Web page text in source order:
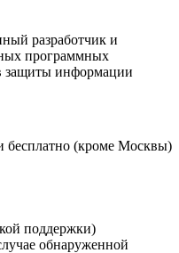
разработчик и
программных
защиты информации
бесплатно (кроме Москвы)
поддержки)
обнаруженной